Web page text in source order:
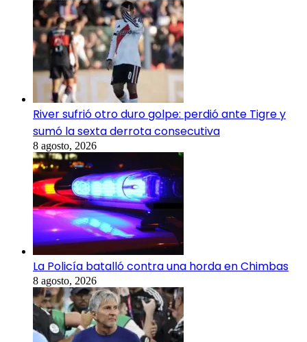
River sufrió otro duro golpe: perdió ante Tigre y
sumó la sexta derrota consecutiva
8 agosto, 2026
La Policía batalló contra una horda en Chimbas
8 agosto, 2026